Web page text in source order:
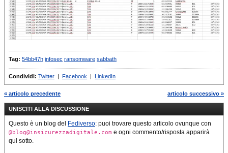
Tag: 54bb47h infosec ransomware sabbath
Condividi: Twitter | Facebook | LinkedIn
« articolo precedente articolo successivo »
UNISCITI ALLA DISCUSSIONE
Questo è un blog del Fediverso: puoi trovare questo articolo ovunque con
@blog@insicurezzadigitale.com e ogni commento/risposta apparirà
qui sotto.